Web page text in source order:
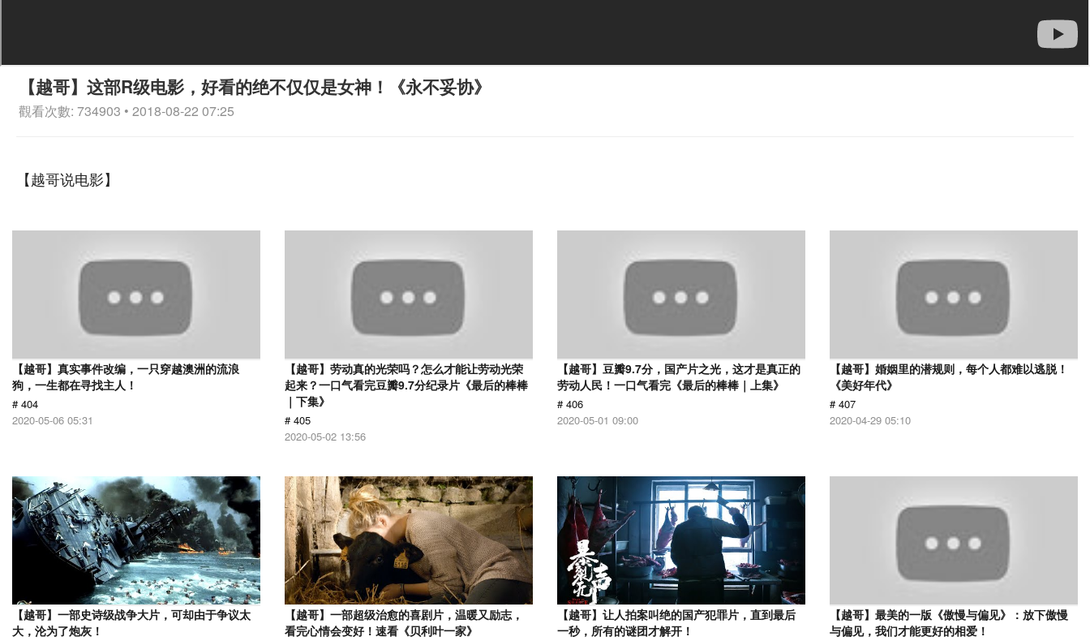
【越哥】这部R级电影，好看的绝不仅仅是女神！《永不妥协》
觀看次數: 734903 • 2018-08-22 07:25
【越哥说电影】
【越哥】真实事件改编，一只穿越澳洲的流浪
狗，一生都在寻找主人！
# 404
2020-05-06 05:31
【越哥】劳动真的光荣吗？怎么才能让劳动光荣
起来？一口气看完豆瓣9.7分纪录片《最后的棒棒
｜下集》
# 405
2020-05-02 13:56
【越哥】豆瓣9.7分，国产片之光，这才是真正的
劳动人民！一口气看完《最后的棒棒｜上集》
# 406
2020-05-01 09:00
【越哥】婚姻里的潜规则，每个人都难以逃脱！
《美好年代》
# 407
2020-04-29 05:10
【越哥】一部史诗级战争大片，可却由于争议太
大，沦为了炮灰！
【越哥】一部超级治愈的喜剧片，温暖又励志，
看完心情会变好！速看《贝利叶一家》
【越哥】让人拍案叫绝的国产犯罪片，直到最后
一秒，所有的谜团才解开！
【越哥】最美的一版《傲慢与偏见》：放下傲慢
与偏见，我们才能更好的相爱！